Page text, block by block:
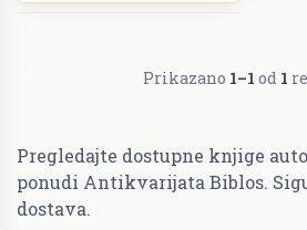
Prikazano 1–1 od 1
Pregledajte dostupne knjige
ponudi Antikvarijata Biblos.
dostava.